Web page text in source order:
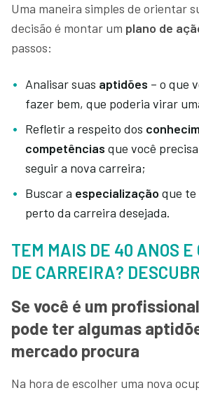
Uma maneira simples de orientar
decisão é montar um plano de
passos:
Analisar suas aptidões – o que
fazer bem, que poderia virar
Refletir a respeito dos
competências que você
seguir a nova carreira;
Buscar a especialização que te
perto da carreira desejada.
TEM MAIS DE 40 ANOS E
DE CARREIRA?
Se você é um
pode ter algumas
mercado procura
Na hora de escolher uma nova